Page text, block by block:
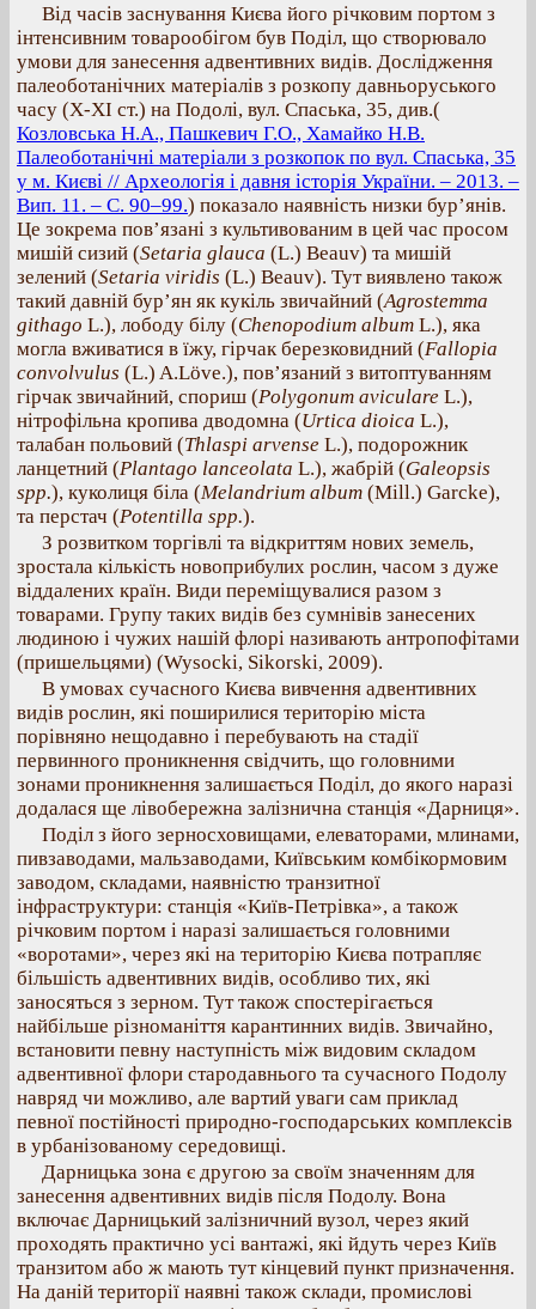
Від часів заснування Києва його річковим портом з
інтенсивним товарообігом був Поділ, що створювало
умови для занесення адвентивних видів. Дослідження
палеоботанічних матеріалів з розкопу давньоруського
часу (Х-ХI ст.) на Подолі, вул. Спаська, 35, див.(
Козловська Н.А., Пашкевич Г.О., Хамайко Н.В.
Палеоботанічні матеріали з розкопок по вул. Спаська, 35
у м. Києві // Археологія і давня історія України. – 2013. –
Вип. 11. – С. 90–99.) показало наявність низки бур’янів.
Це зокрема пов’язані з культивованим в цей час просом
мишій сизий (Setarіa glauca (L.) Beauv) та мишій
зелений (Setaria viridis (L.) Beauv). Тут виявлено також
такий давній бур’ян як кукіль звичайний (Agrostemma
githago L.), лободу білу (Chenopodium album L.), яка
могла вживатися в їжу, гірчак березковидний (Fallopia
convolvulus (L.) A.Löve.), пов’язаний з витоптуванням
гірчак звичайний, спориш (Polygonum aviculare L.),
нітрофільна кропива дводомна (Urtica dioica L.),
талабан польовий (Thlaspi arvense L.), подорожник
ланцетний (Plantago lanceolata L.), жабрій (Galeopsis
spp.), куколиця біла (Melandrium album (Mill.) Garcke),
та перстач (Potentilla sрp.).
З розвитком торгівлі та відкриттям нових земель,
зростала кількість новоприбулих рослин, часом з дуже
віддалених країн. Види переміщувалися разом з
товарами. Групу таких видів без сумнівів занесених
людиною і чужих нашій флорі називають антропофітами
(пришельцями) (Wysocki, Sikorski, 2009).
В умовах сучасного Києва вивчення адвентивних
видів рослин, які поширилися територію міста
порівняно нещодавно і перебувають на стадії
первинного проникнення свідчить, що головними
зонами проникнення залишається Поділ, до якого наразі
додалася ще лівобережна залізнична станція «Дарниця».
Поділ з його зерносховищами, елеваторами, млинами,
пивзаводами, мальзаводами, Київським комбікормовим
заводом, складами, наявністю транзитної
інфраструктури: станція «Київ-Петрівка», а також
річковим портом і наразі залишається головними
«воротами», через які на територію Києва потрапляє
більшість адвентивних видів, особливо тих, які
заносяться з зерном. Тут також спостерігається
найбільше різноманіття карантинних видів. Звичайно,
встановити певну наступність між видовим складом
адвентивної флори стародавнього та сучасного Подолу
навряд чи можливо, але вартий уваги сам приклад
певної постійності природно-господарських комплексів
в урбанізованому середовищі.
Дарницька зона є другою за своїм значенням для
занесення адвентивних видів після Подолу. Вона
включає Дарницький залізничний вузол, через який
проходять практично усі вантажі, які йдуть через Київ
транзитом або ж мають тут кінцевий пункт призначення.
На даній території наявні також склади, промислові